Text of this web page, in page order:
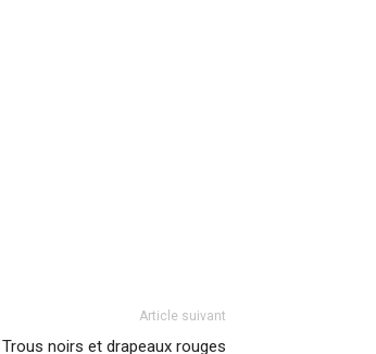
Article suivant
Trous noirs et drapeaux rouges